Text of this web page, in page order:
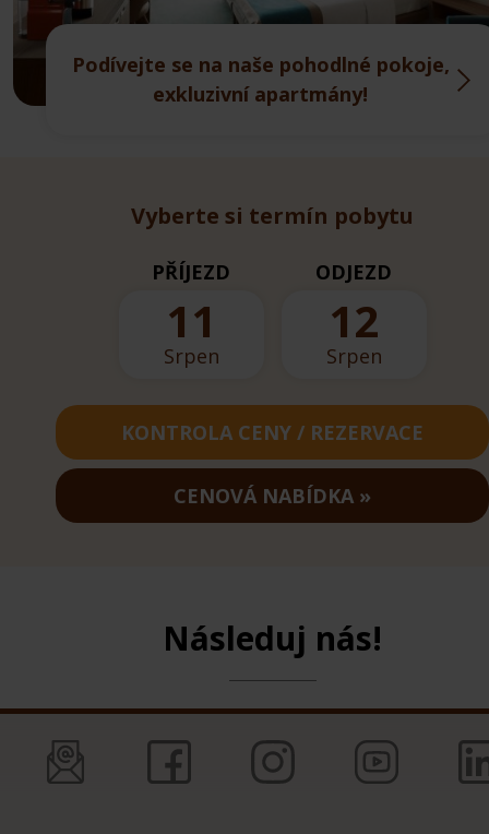
Podívejte se na naše pohodlné pokoje,
exkluzivní apartmány!
Vyberte si termín pobytu
PŘÍJEZD
11
Srpen
ODJEZD
12
Srpen
KONTROLA CENY / REZERVACE
CENOVÁ NABÍDKA
Následuj nás!